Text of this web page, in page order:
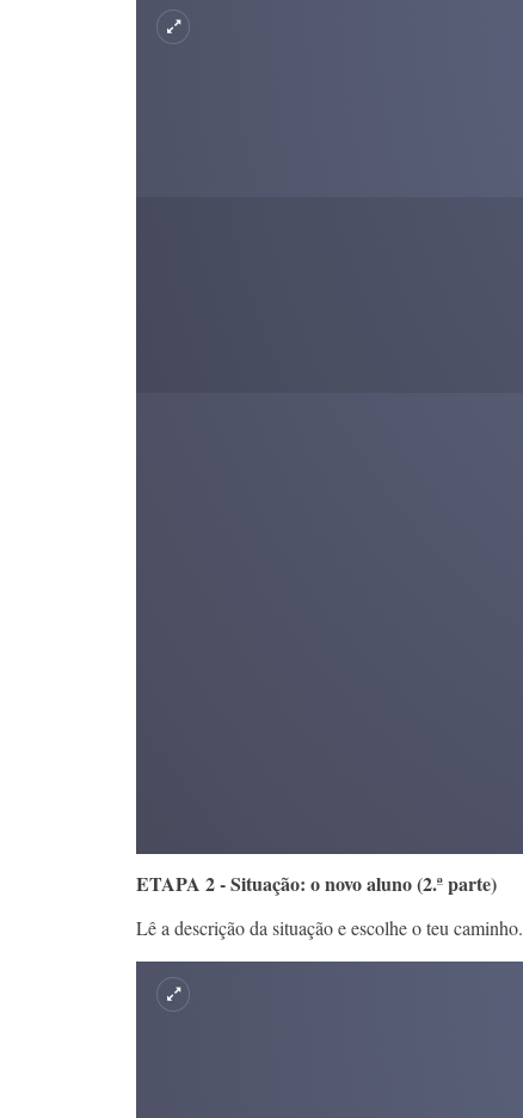
ETAPA 2 - Situação: o novo aluno (2.ª parte)
Lê a descrição da situação e escolhe o teu caminho.